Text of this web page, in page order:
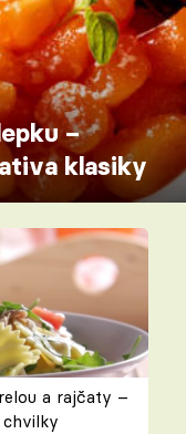
–
klasiky
a rajčaty –